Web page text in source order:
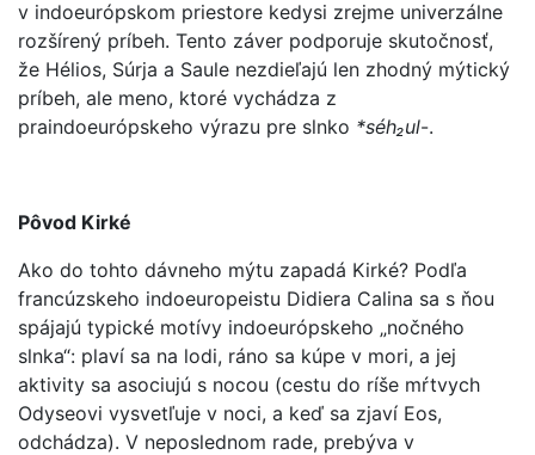
v indoeurópskom priestore kedysi zrejme univerzálne
rozšírený príbeh. Tento záver podporuje skutočnosť,
že Hélios, Súrja a Saule nezdieľajú len zhodný mýtický
príbeh, ale meno, ktoré vychádza z
praindoeurópskeho výrazu pre slnko *séh₂ul-.
Pôvod Kirké
Ako do tohto dávneho mýtu zapadá Kirké? Podľa
francúzskeho indoeuropeistu Didiera Calina sa s ňou
spájajú typické motívy indoeurópskeho „nočného
slnka“: plaví sa na lodi, ráno sa kúpe v mori, a jej
aktivity sa asociujú s nocou (cestu do ríše mŕtvych
Odyseovi vysvetľuje v noci, a keď sa zjaví Eos,
odchádza). V neposlednom rade, prebýva v